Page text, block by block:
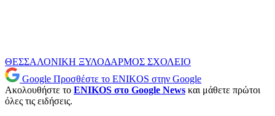
ΘΕΣΣΑΛΟΝΙΚΗ ΞΥΛΟΔΑΡΜΟΣ ΣΧΟΛΕΙΟ
Google Προσθέστε το ENIKOS στην Google
Ακολουθήστε το ENIKOS στο Google News και μάθετε πρώτοι
όλες τις ειδήσεις.